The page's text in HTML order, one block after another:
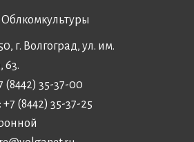
Облкомкультуры
г. Волгоград, ул. им.
63.
(8442) 35-37-00
+7 (8442) 35-37-25